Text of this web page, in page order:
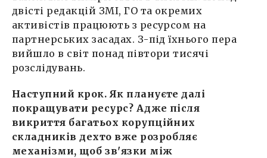
двісті редакцій ЗМІ, ГО та окремих
активістів працюють з ресурсом на
партнерських засадах. З-під їхнього пера
вийшло в світ понад півтори тисячі
розслідувань.
Наступний крок. Як плануєте далі
покращувати ресурс? Адже після
викриття багатьох корупційних
складників дехто вже розробляє
механізми, щоб зв'язки між